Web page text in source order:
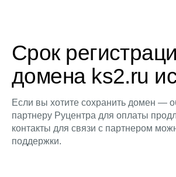
Срок
домена ks2.ru
Если вы хотите сохранить домен —
партнеру Руцентра для оплаты
контакты для связи с партнером
поддержки.